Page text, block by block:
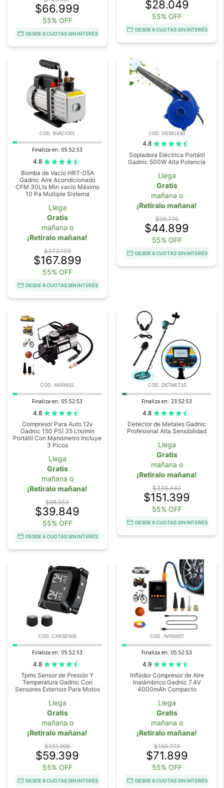
$66.999
55% OFF
DESDE 6 CUOTAS SIN INTERÉS
$28.049
55% OFF
DESDE 6 CUOTAS SIN INTERÉS
COD. BVACIO01
Finaliza en: 05:52:52
4.8
Bomba de Vacío HRT-05A
Gadnic Aire Acondicionado
CFM 30Lts Min vacio Máximo
10 Pa Multiple Sistema
Llega
Gratis
mañana o
¡Retiralo mañana!
$373.109
$167.899
55% OFF
DESDE 6 CUOTAS SIN INTERÉS
COD. DESELE40
4.8
Sopladora Eléctrica Portátil
Gadnic 500W Alta Potencia
Llega
Gratis
mañana o
¡Retiralo mañana!
$99.776
$44.899
55% OFF
DESDE 6 CUOTAS SIN INTERÉS
COD. AV000011
Finaliza en: 05:52:52
4.8
Compresor Para Auto 12v
Gadnic 150 PSI 35 Lts/min
Portátil Con Manómetro Incluye
3 Picos
Llega
Gratis
mañana o
¡Retiralo mañana!
$88.553
$39.849
55% OFF
DESDE 6 CUOTAS SIN INTERÉS
COD. DETMET10
Finaliza en: 23:52:52
4.8
Detector de Metales Gadnic
Profesional Alta Sensibilidad
Llega
Gratis
mañana o
¡Retiralo mañana!
$336.442
$151.399
55% OFF
DESDE 6 CUOTAS SIN INTERÉS
COD. CARSEN06
Finaliza en: 05:52:52
4.8
Tpms Sensor de Presión Y
Temperatura Gadnic Con
Sensores Externos Para Motos
Llega
Gratis
mañana o
¡Retiralo mañana!
$131.998
$59.399
55% OFF
DESDE 6 CUOTAS SIN INTERÉS
COD. AV000057
Finaliza en: 05:52:52
4.9
Inflador Compresor de Aire
Inalámbrico Gadnic 7.4V
4000mAh Compacto
Llega
Gratis
mañana o
¡Retiralo mañana!
$159.776
$71.899
55% OFF
DESDE 6 CUOTAS SIN INTERÉS